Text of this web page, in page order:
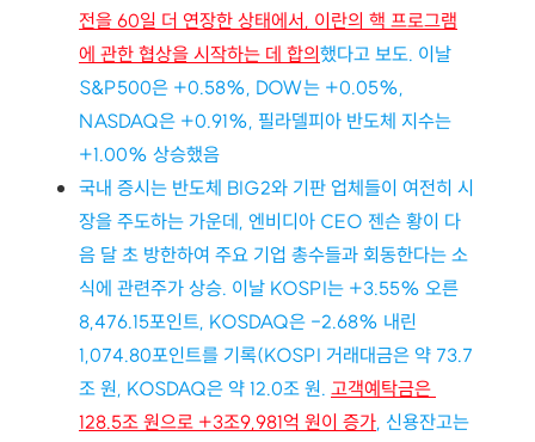
전을 60일 더 연장한 상태에서, 이란의 핵 프로그램
에 관한 협상을 시작하는 데 합의했다고 보도. 이날
S&P500은 +0.58%, DOW는 +0.05%,
NASDAQ은 +0.91%, 필라델피아 반도체 지수는
+1.00% 상승했음
국내 증시는 반도체 BIG2와 기판 업체들이 여전히 시
장을 주도하는 가운데, 엔비디아 CEO 젠슨 황이 다
음 달 초 방한하여 주요 기업 총수들과 회동한다는 소
식에 관련주가 상승. 이날 KOSPI는 +3.55% 오른
8,476.15포인트, KOSDAQ은 -2.68% 내린
1,074.80포인트를 기록(KOSPI 거래대금은 약 73.7
조 원, KOSDAQ은 약 12.0조 원. 고객예탁금은
128.5조 원으로 +3조9,981억 원이 증가, 신용잔고는